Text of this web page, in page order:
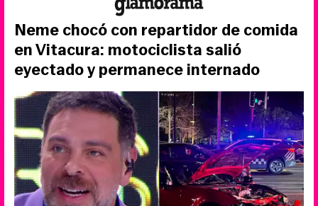
Neme chocó con repartidor de comida
en Vitacura: motociclista salió
eyectado y permanece internado